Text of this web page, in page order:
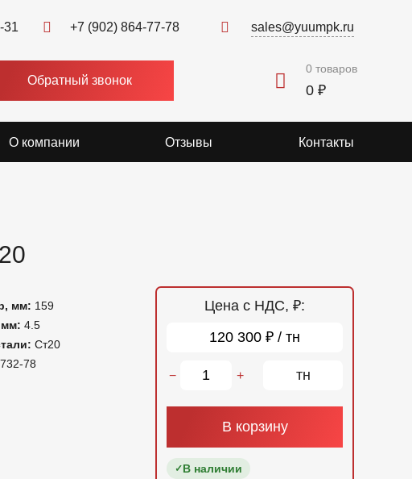
31 +7 (902) 864-77-78 sales@yuumpk.ru
Обратный звонок
0 товаров
0 ₽
О компании Отзывы Контакты
мм: 159
мм: 4.5
Ст20
78
Цена с НДС, ₽:
120 300 ₽ / тн
− + тн
В корзину
В наличии